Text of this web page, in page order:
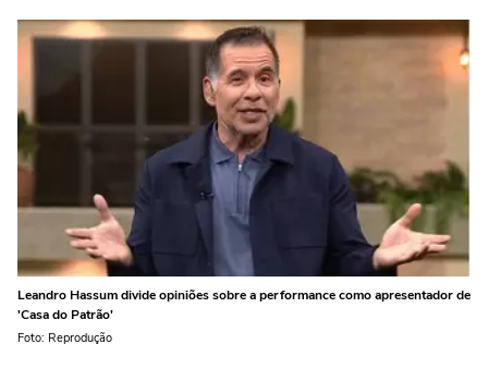
Leandro Hassum divide opiniões sobre a performance como apresentador de
'Casa do Patrão'
Foto: Reprodução